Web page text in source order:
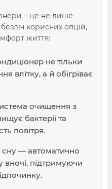
– це не лише
корисних опцій,
життя:
не тільки
влітку, а й обігріває
очищення з
бактерії та
повітря.
— автоматично
вночі, підтримуючи